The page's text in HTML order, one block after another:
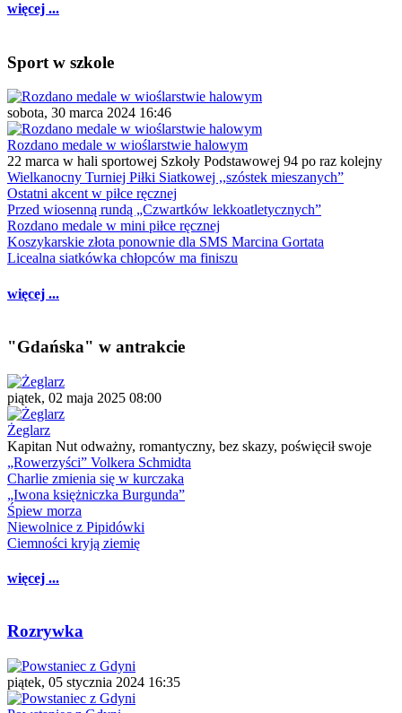
więcej ...
Sport w szkole
sobota, 30 marca 2024 16:46
Rozdano medale w wioślarstwie halowym
22 marca w hali sportowej Szkoły Podstawowej 94 po raz kolejny
Wielkanocny Turniej Piłki Siatkowej ,,szóstek mieszanych”
Ostatni akcent w piłce ręcznej
Przed wiosenną rundą „Czwartków lekkoatletycznych”
Rozdano medale w mini piłce ręcznej
Koszykarskie złota ponownie dla SMS Marcina Gortata
Licealna siatkówka chłopców ma finiszu
więcej ...
"Gdańska" w antrakcie
piątek, 02 maja 2025 08:00
Żeglarz
Kapitan Nut odważny, romantyczny, bez skazy, poświęcił swoje
„Rowerzyści” Volkera Schmidta
Charlie zmienia się w kurczaka
„Iwona księżniczka Burgunda”
Śpiew morza
Niewolnice z Pipidówki
Ciemności kryją ziemię
więcej ...
Rozrywka
piątek, 05 stycznia 2024 16:35